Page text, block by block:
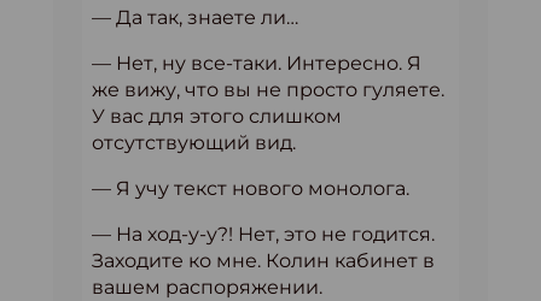
— Да так, знаете ли…
— Нет, ну все-таки. Интересно. Я
же вижу, что вы не просто гуляете.
У вас для этого слишком
отсутствующий вид.
— Я учу текст нового монолога.
— На ход-у-у?! Нет, это не годится.
Заходите ко мне. Колин кабинет в
вашем распоряжении.